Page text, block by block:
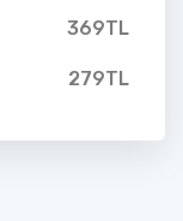
369TL
279TL